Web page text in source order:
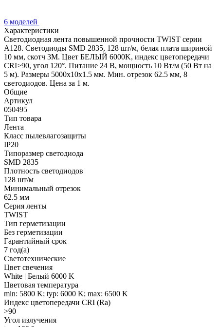
6 моделей
Характеристики
Светодиодная лента повышенной прочности TWIST серии
A128. Светодиоды SMD 2835, 128 шт/м, белая плата шириной
10 мм, скотч 3M. Цвет БЕЛЫЙ 6000K, индекс цветопередачи
CRI>90, угол 120°. Питание 24 В, мощность 10 Вт/м (50 Вт на
5 м). Размеры 5000x10x1.5 мм. Мин. отрезок 62.5 мм, 8
светодиодов. Цена за 1 м.
Общие
Артикул
050495
Тип товара
Лента
Класс пылевлагозащиты
IP20
Типоразмер светодиода
SMD 2835
Плотность светодиодов
128 шт/м
Минимальный отрезок
62.5 мм
Серия ленты
TWIST
Тип герметизации
Без герметизации
Гарантийный срок
7 год(а)
Светотехнические
Цвет свечения
White | Белый 6000 K
Цветовая температура
min: 5800 K; typ: 6000 K; max: 6500 K
Индекс цветопередачи CRI (Ra)
>90
Угол излучения